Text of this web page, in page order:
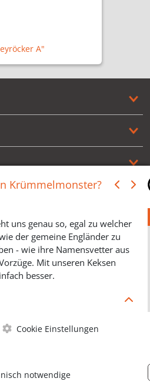
A"
***
Krümmelmonster?
uns genau so, egal zu welcher
der gemeine Engländer zu
- wie ihre Namensvetter aus
Mit unseren Keksen
besser.
gewünschten Artikel schneller
anonyme
Deshalb schmecken
Cookie Einstellungen
notwendige